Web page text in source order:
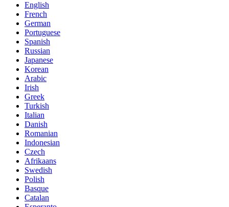
English
French
German
Portuguese
Spanish
Russian
Japanese
Korean
Arabic
Irish
Greek
Turkish
Italian
Danish
Romanian
Indonesian
Czech
Afrikaans
Swedish
Polish
Basque
Catalan